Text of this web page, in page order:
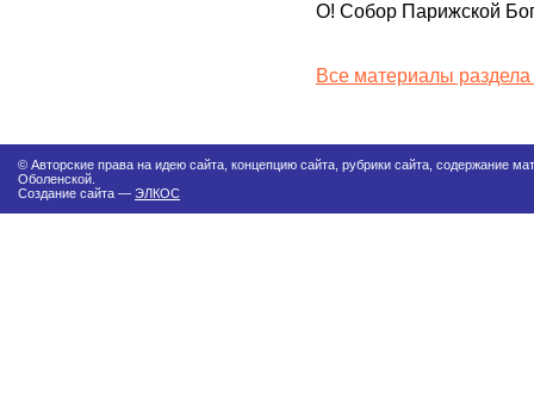
О! Собор Парижской
Все материалы
© Авторские права на идею сайта, концепцию сайта, рубрики сайта, содержание
Оболенской.
Создание сайта — ЭЛКОС